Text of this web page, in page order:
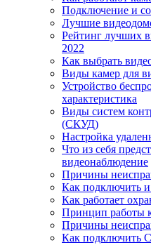
Подключение и
Лучшие
Рейтинг лучших
2022
Как выбрать
Виды камер для
Устройство
характеристика
Виды систем
(СКУД)
Настройка
Что из себя
видеонаблюдение
Причины
Как подключить и
Как работает
Принцип работы
Причины
Как подключить